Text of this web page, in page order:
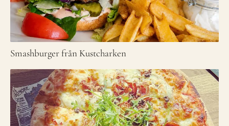
Smashburger från Kustcharken